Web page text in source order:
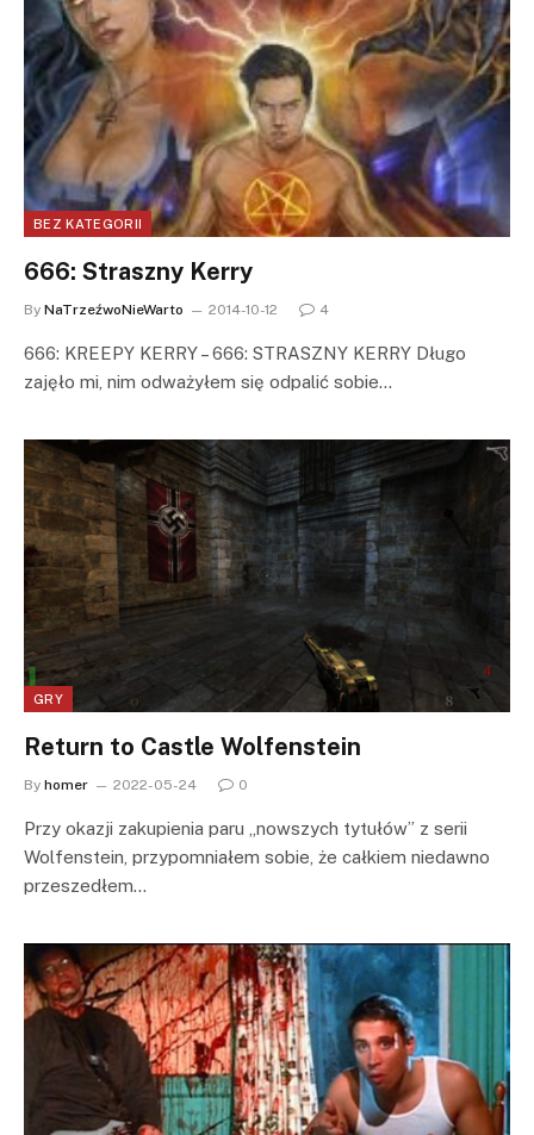
BEZ KATEGORII
666: Straszny Kerry
By NaTrzeźwoNieWarto 2014-10-12 4
666: KREEPY KERRY – 666: STRASZNY KERRY Długo
zajęło mi, nim odważyłem się odpalić sobie…
GRY
Return to Castle Wolfenstein
By homer 2022-05-24 0
Przy okazji zakupienia paru „nowszych tytułów” z serii
Wolfenstein, przypomniałem sobie, że całkiem niedawno
przeszedłem…